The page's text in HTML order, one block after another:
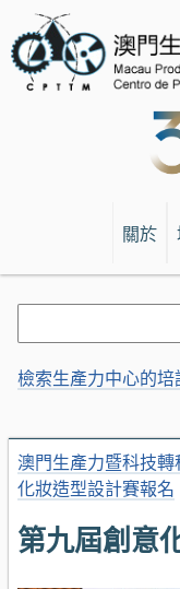
關於
澳門生產力暨科技轉
化妝造型設計賽報名
第九屆創意
檢索生產力中心的培